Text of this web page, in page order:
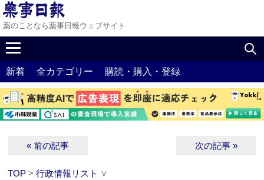
薬のことなら薬事日報ウェブサイト
新着 全カテゴリー 購読・購入・登録
« 前の記事 次の記事 »
TOP >行政情報リスト ∨